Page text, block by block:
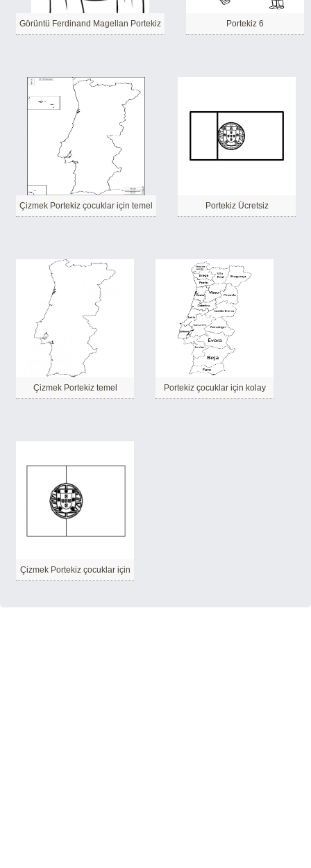
Görüntü Ferdinand Magellan Portekiz Portekiz 6
Çizmek Portekiz çocuklar için temel Portekiz Ücretsiz
Çizmek Portekiz temel Portekiz çocuklar için kolay
Çizmek Portekiz çocuklar için